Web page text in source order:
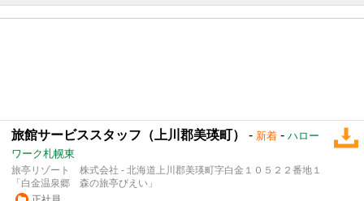
旅館サービススタッフ（上川郡美瑛町） - 新着 - ハロー
ワーク札幌東
旅亭リゾート 株式会社 - 北海道上川郡美瑛町字白金１０５２２番地１
「白金温泉郷 森の旅亭びえい」